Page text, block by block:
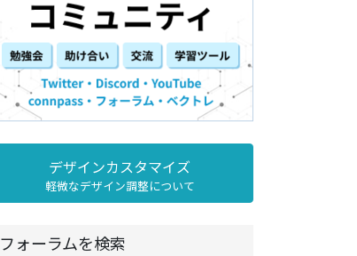
デザインカスタマイズ
軽微なデザイン調整について
フォーラムを検索